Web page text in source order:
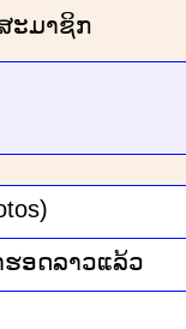
ະມາຊິກ
ອດລາວແລ້ວ